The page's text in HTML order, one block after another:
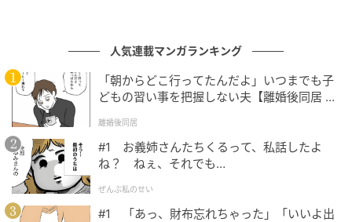
人気連載マンガランキング
「朝からどこ行ってたんだよ」いつまでも子
どもの習い事を把握しない夫【離婚後同居 Vo
離婚後同居
#1 お義姉さんたちくるって、私話したよ
ね？ ねぇ、それでも…
ぜんぶ私のせい
#1 「あっ、財布忘れちゃった」「いいよ出